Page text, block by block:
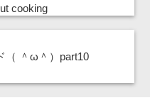
cooking
（ ＾ω＾）part10